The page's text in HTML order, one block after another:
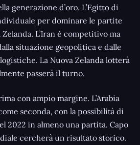
generazione d’oro. L’Egitto di
per dominare le partite
L’Iran è competitivo ma
situazione geopolitica e dalle
La Nuova Zelanda lotterà
passerà il turno.
con ampio margine. L’Arabia
seconda, con la possibilità di
2022 in almeno una partita. Capo
cercherà un risultato storico.